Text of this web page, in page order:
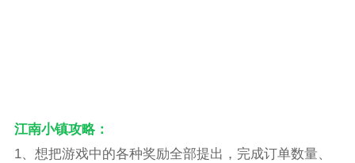
江南小镇攻略：
1、想把游戏中的各种奖励全部提出，完成订单数量、